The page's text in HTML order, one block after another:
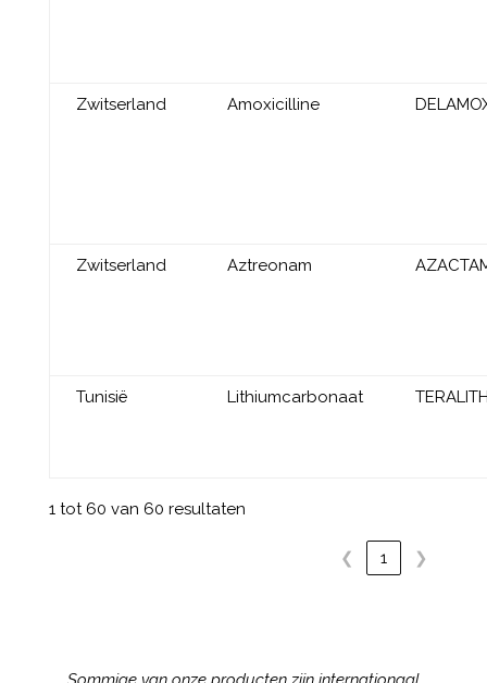
Zwitserland Amoxicilline
Zwitserland Aztreonam
Tunisië Lithiumcarbonaat
1 tot 60 van 60 resultaten
❮ 1 ❯